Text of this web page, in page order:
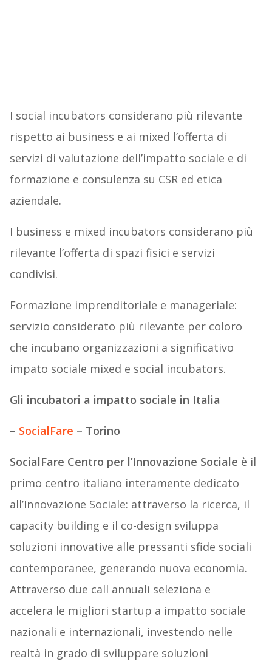
I social incubators considerano più rilevante
rispetto ai business e ai mixed l’offerta di
servizi di valutazione dell’impatto sociale e di
formazione e consulenza su CSR ed etica
aziendale.
I business e mixed incubators considerano più
rilevante l’offerta di spazi fisici e servizi
condivisi.
Formazione imprenditoriale e manageriale:
servizio considerato più rilevante per coloro
che incubano organizzazioni a significativo
impato sociale mixed e social incubators.
Gli incubatori a impatto sociale in Italia
– SocialFare – Torino
SocialFare Centro per l’Innovazione Sociale è il
primo centro italiano interamente dedicato
all’Innovazione Sociale: attraverso la ricerca, il
capacity building e il co-design sviluppa
soluzioni innovative alle pressanti sfide sociali
contemporanee, generando nuova economia.
Attraverso due call annuali seleziona e
accelera le migliori startup a impatto sociale
nazionali e internazionali, investendo nelle
realtà in grado di sviluppare soluzioni